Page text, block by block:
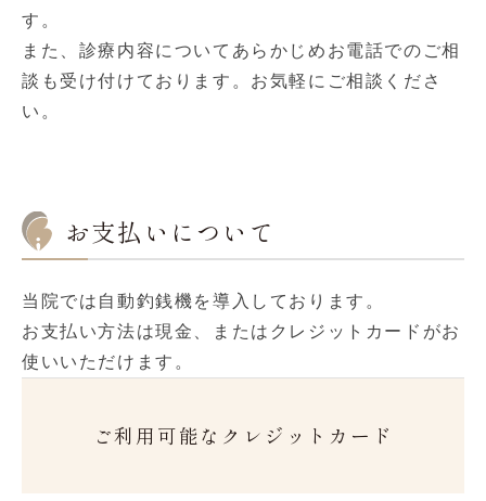
す。
また、診療内容についてあらかじめお電話でのご相
談も受け付けております。お気軽にご相談くださ
い。
お支払いについて
当院では自動釣銭機を導入しております。
お支払い方法は現金、またはクレジットカードがお
使いいただけます。
ご利用可能なクレジットカード